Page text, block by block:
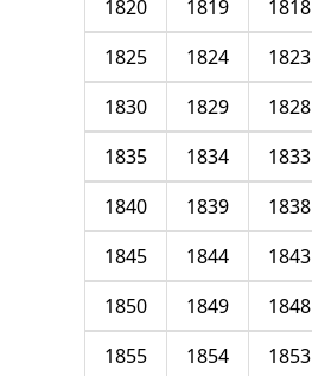
1818
1819
1820
1823
1824
1825
1828
1829
1830
1833
1834
1835
1838
1839
1840
1843
1844
1845
1848
1849
1850
1853
1854
1855